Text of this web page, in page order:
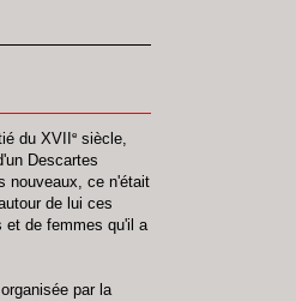
du XVII e siècle,
Descartes
nouveaux, ce n'était
de lui ces
de femmes qu'il a
par la